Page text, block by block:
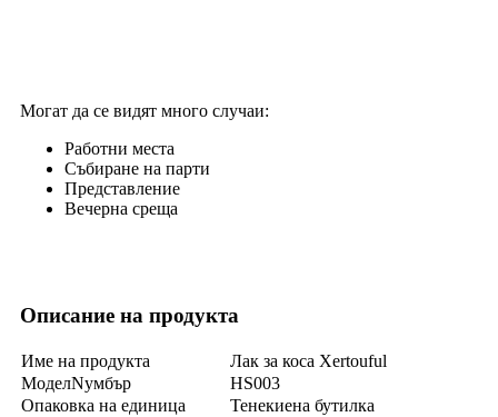
Могат да се видят много случаи:
Работни места
Събиране на парти
Представление
Вечерна среща
Описание на продукта
Име на продукта
Лак за коса Xertouful
МоделNумбър
HS003
Опаковка на единица
Тенекиена бутилка